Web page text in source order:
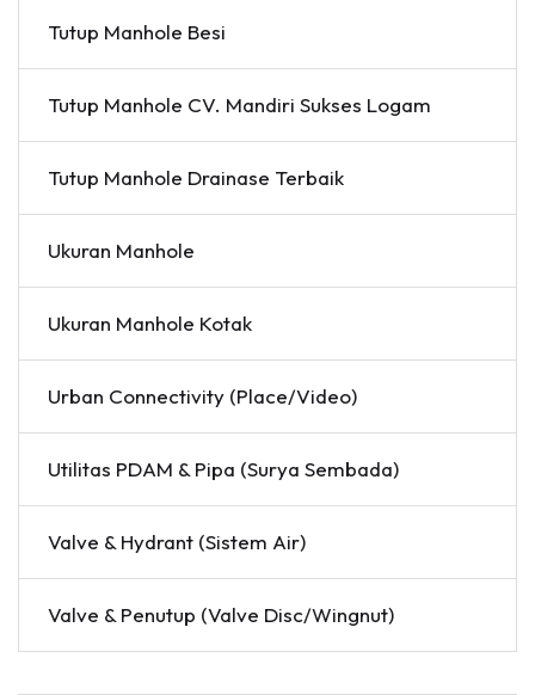
Tutup Manhole Besi
Tutup Manhole CV. Mandiri Sukses Logam
Tutup Manhole Drainase Terbaik
Ukuran Manhole
Ukuran Manhole Kotak
Urban Connectivity (Place/Video)
Utilitas PDAM & Pipa (Surya Sembada)
Valve & Hydrant (Sistem Air)
Valve & Penutup (Valve Disc/Wingnut)